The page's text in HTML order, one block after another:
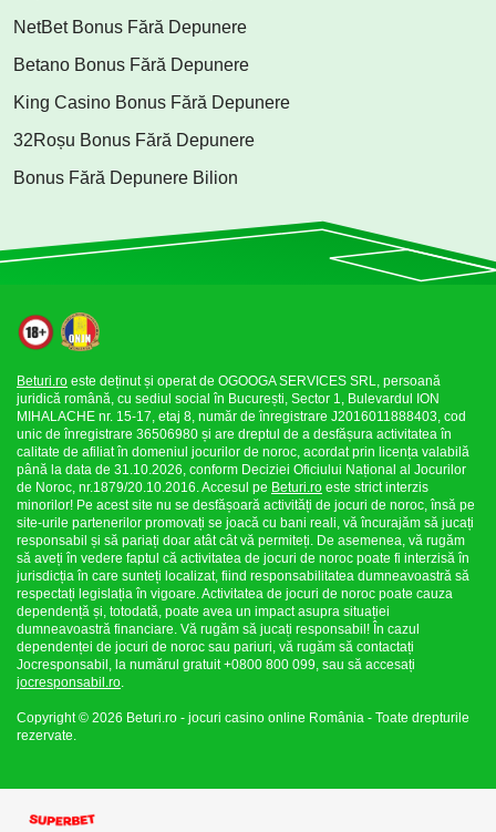
NetBet Bonus Fără Depunere
Betano Bonus Fără Depunere
King Casino Bonus Fără Depunere
32Roșu Bonus Fără Depunere
Bonus Fără Depunere Bilion
Beturi.ro este deținut și operat de OGOOGA SERVICES SRL, persoană
juridică română, cu sediul social în București, Sector 1, Bulevardul ION
MIHALACHE nr. 15-17, etaj 8, număr de înregistrare J2016011888403, cod
unic de înregistrare 36506980 și are dreptul de a desfășura activitatea în
calitate de afiliat în domeniul jocurilor de noroc, acordat prin licența valabilă
până la data de 31.10.2026, conform Deciziei Oficiului Național al Jocurilor
de Noroc, nr.1879/20.10.2016. Accesul pe Beturi.ro este strict interzis
minorilor! Pe acest site nu se desfășoară activități de jocuri de noroc, însă pe
site-urile partenerilor promovați se joacă cu bani reali, vă încurajăm să jucați
responsabil și să pariați doar atât cât vă permiteți. De asemenea, vă rugăm
să aveți în vedere faptul că activitatea de jocuri de noroc poate fi interzisă în
jurisdicția în care sunteți localizat, fiind responsabilitatea dumneavoastră să
respectați legislația în vigoare. Activitatea de jocuri de noroc poate cauza
dependență și, totodată, poate avea un impact asupra situației
dumneavoastră financiare. Vă rugăm să jucați responsabil! În cazul
dependenței de jocuri de noroc sau pariuri, vă rugăm să contactați
Jocresponsabil, la numărul gratuit +0800 800 099, sau să accesați
jocresponsabil.ro
Copyright © 2026 Beturi.ro - jocuri casino online România - Toate drepturile
rezervate.